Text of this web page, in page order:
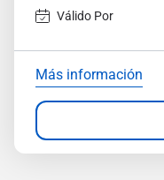
Válido Por
Más información